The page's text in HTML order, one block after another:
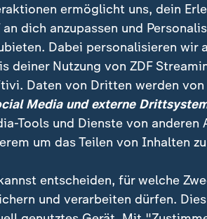
Feier auf einem Berggipfel bei
von Bulgarien für die
ermöglicht uns, dein
an dich anzupassen und
Dabei personalisieren wir
deiner Nutzung von ZDF
Daten von Dritten werden
Media und externe
Tools und Dienste von anderen
um das Teilen von Inhalten
entscheiden, für welche
und verarbeiten dürfen.